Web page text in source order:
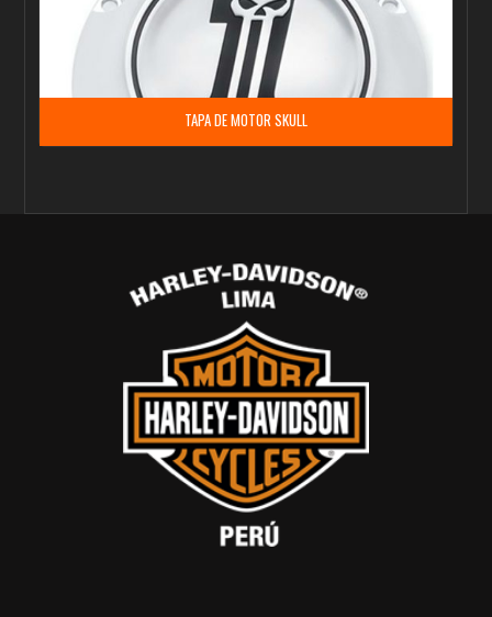
TAPA DE MOTOR SKULL